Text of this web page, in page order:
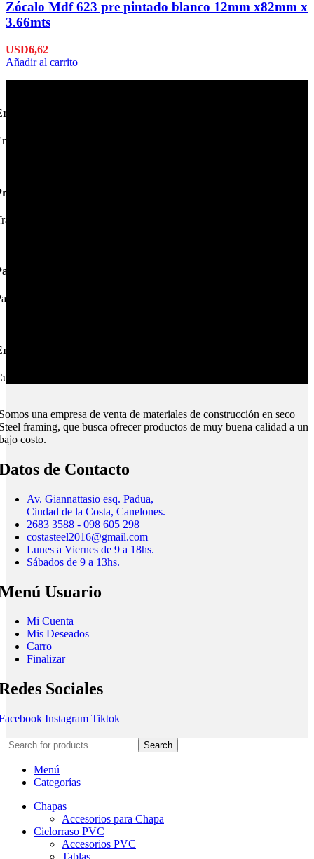
Zócalo Mdf 623 pre pintado blanco 12mm x82mm x
3.66mts
USD6,62
Añadir al carrito
en 24hs
su pedido en 24hs.
de Calidad
las mejores marcas.
Seguros.
online en nuestra web.
Montevideo e Interior.
todo el país.
una empresa de venta de materiales de construcción en seco
framing, que busca ofrecer productos de muy buena calidad a un
costo.
de Contacto
Av. Giannattasio esq. Padua,
Ciudad de la Costa, Canelones.
2683 3588 - 098 605 298
costasteel2016@gmail.com
Lunes a Viernes de 9 a 18hs.
Sábados de 9 a 13hs.
Usuario
Mi Cuenta
Mis Deseados
Carro
Finalizar
Sociales
Instagram Tiktok
Search
Menú
Categorías
Chapas
Accesorios para Chapa
Cielorraso PVC
Accesorios PVC